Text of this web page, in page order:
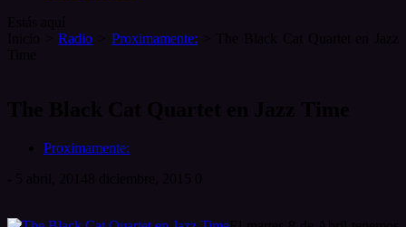
>Radio Proximamente:
Proximamente: